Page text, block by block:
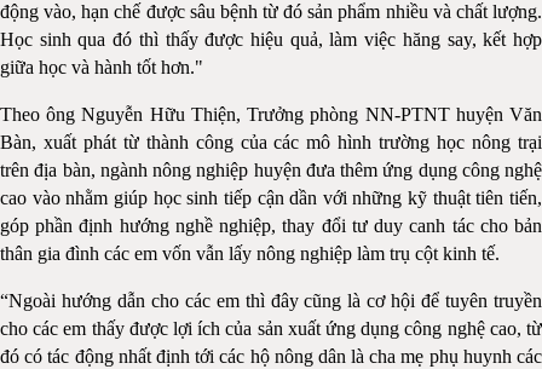
động vào, hạn chế được sâu bệnh từ đó sản phẩm nhiều và chất lượng.
Học sinh qua đó thì thấy được hiệu quả, làm việc hăng say, kết hợp
giữa học và hành tốt hơn."
Theo ông Nguyễn Hữu Thiện, Trưởng phòng NN-PTNT huyện Văn
Bàn, xuất phát từ thành công của các mô hình trường học nông trại
trên địa bàn, ngành nông nghiệp huyện đưa thêm ứng dụng công nghệ
cao vào nhằm giúp học sinh tiếp cận dần với những kỹ thuật tiên tiến,
góp phần định hướng nghề nghiệp, thay đổi tư duy canh tác cho bản
thân gia đình các em vốn vẫn lấy nông nghiệp làm trụ cột kinh tế.
“Ngoài hướng dẫn cho các em thì đây cũng là cơ hội để tuyên truyền
cho các em thấy được lợi ích của sản xuất ứng dụng công nghệ cao, từ
đó có tác động nhất định tới các hộ nông dân là cha mẹ phụ huynh các